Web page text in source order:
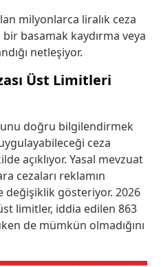
milyonlarca liralık ceza
basamak kaydırma veya
netleşiyor.
Üst Limitleri
doğru bilgilendirmek
ceza
açıklıyor. Yasal mevzuat
cezaları reklamın
değişiklik gösteriyor. 2026
limitler, iddia edilen 863
de mümkün olmadığını